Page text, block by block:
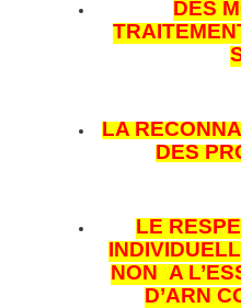
DES
LA
DES
LE
NON A
D’ARN